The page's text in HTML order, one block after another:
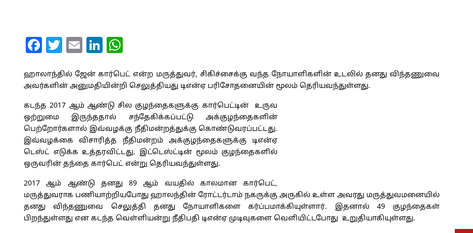
Facebook
Twitter
EmailLinkedIn
ஹாலாந்தில் ஜேன் கார்பெட் என்ற மருத்துவர், சிகிச்சைக்கு வந்த நோயாளிகளின் உடலில் தனது விந்தணுவை
அவர்களின் அனுமதியின்றி செலுத்தியது டிஎன்ஏ பரிசோதனையின் மூலம் தெரியவந்துள்ளது.
கடந்த 2017 ஆம் ஆண்டு சில குழந்தைகளுக்கு கார்பெட்டின் உருவ
ஒற்றுமை இருந்ததால் சந்தேகிக்கப்பட்டு அக்குழந்தைகளின்
பெற்றோர்களால் இவ்வழக்கு நீதிமன்றத்துக்கு கொண்டுவரப்பட்டது.
இவ்வழக்கை விசாரித்த நீதிமன்றம் அக்குழந்தைகளுக்கு டிஎன்ஏ
டெஸ்ட் எடுக்க உத்தரவிட்டது. இட்டெஸ்ட்டின் மூலம் குழந்தைகளில்
ஒருவரின் தந்தை கார்பெட் என்று தெரியவந்துள்ளது.
2017 ஆம் ஆண்டு தனது 89 ஆம் வயதில் காலமான கார்பெட்,
மருத்துவராக பணியாற்றியபோது ஹாலந்தின் ரோட்டர்டாம் நகருக்கு அருகில் உள்ள அவரது மருத்துவமனையில்
தனது விந்தணுவை செலுத்தி தனது நோயாளிகளை கர்ப்பமாக்கியுள்ளார். இதனால் 49 குழந்தைகள்
பிறந்துள்ளது என கடந்த வெள்ளியன்று நீதிபதி டிஎன்ஏ முடிவுகளை வெளியிட்டபோது உறுதியாகியுள்ளது.